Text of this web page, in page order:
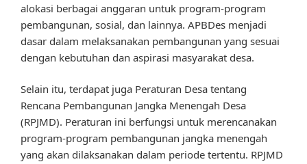
alokasi berbagai anggaran untuk program-program
pembangunan, sosial, dan lainnya. APBDes menjadi
dasar dalam melaksanakan pembangunan yang sesuai
dengan kebutuhan dan aspirasi masyarakat desa.
Selain itu, terdapat juga Peraturan Desa tentang
Rencana Pembangunan Jangka Menengah Desa
(RPJMD). Peraturan ini berfungsi untuk merencanakan
program-program pembangunan jangka menengah
yang akan dilaksanakan dalam periode tertentu. RPJMD